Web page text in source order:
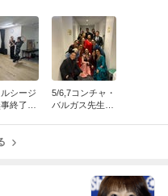
シージ
終了い
5/6,7コンチャ・
バルガス先生の